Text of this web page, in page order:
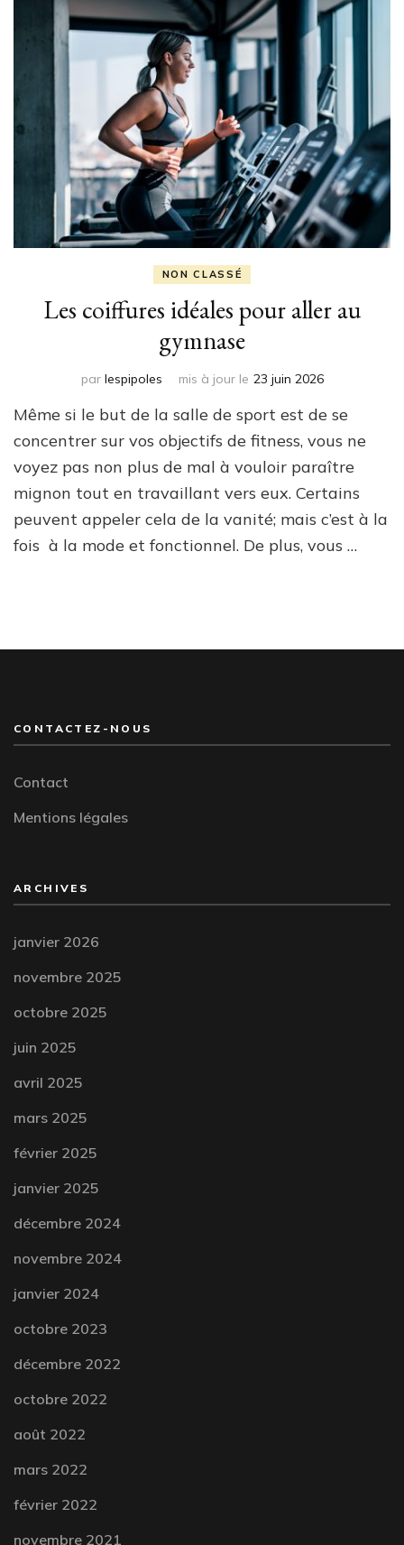
NON CLASSÉ
Les coiffures idéales pour aller au
gymnase
par lespipoles mis à jour le 23 juin 2026
Même si le but de la salle de sport est de se
concentrer sur vos objectifs de fitness, vous ne
voyez pas non plus de mal à vouloir paraître
mignon tout en travaillant vers eux. Certains
peuvent appeler cela de la vanité; mais c’est à la
fois à la mode et fonctionnel. De plus, vous …
CONTACTEZ-NOUS
Contact
Mentions légales
ARCHIVES
janvier 2026
novembre 2025
octobre 2025
juin 2025
avril 2025
mars 2025
février 2025
janvier 2025
décembre 2024
novembre 2024
janvier 2024
octobre 2023
décembre 2022
octobre 2022
août 2022
mars 2022
février 2022
novembre 2021